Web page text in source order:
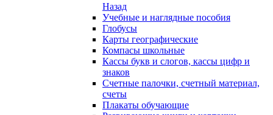
Назад
Учебные и наглядные пособия
Глобусы
Карты географические
Компасы школьные
Кассы букв и слогов, кассы цифр и
знаков
Счетные палочки, счетный материал,
счеты
Плакаты обучающие